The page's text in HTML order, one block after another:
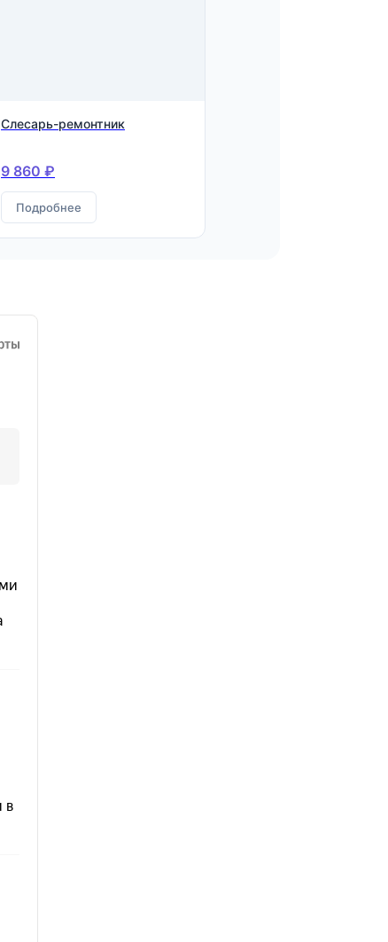
Слесарь-ремонтник
9 860 ₽
Подробнее